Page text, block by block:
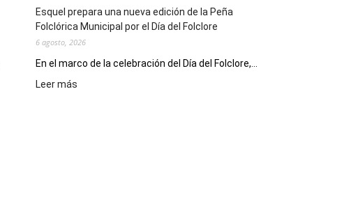
Escritores
Locales
Esquel prepara una nueva edición de la Peña
Folclórica Municipal por el Día del Folclore
6 agosto, 2026
En el marco de la celebración del Día del Folclore,...
Leer más